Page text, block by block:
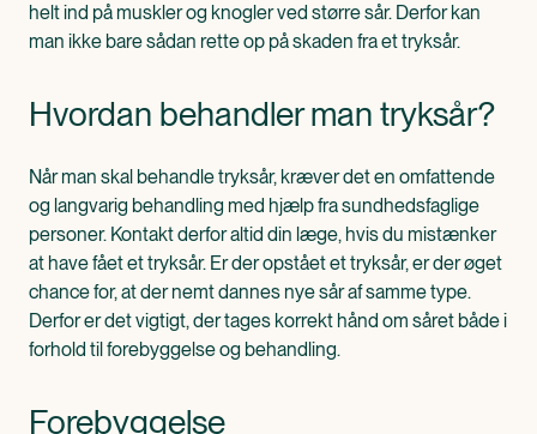
helt ind på muskler og knogler ved større sår. Derfor kan
man ikke bare sådan rette op på skaden fra et tryksår.
Hvordan behandler man tryksår?
Når man skal behandle tryksår, kræver det en omfattende
og langvarig behandling med hjælp fra sundhedsfaglige
personer. Kontakt derfor altid din læge, hvis du mistænker
at have fået et tryksår. Er der opstået et tryksår, er der øget
chance for, at der nemt dannes nye sår af samme type.
Derfor er det vigtigt, der tages korrekt hånd om såret både i
forhold til forebyggelse og behandling.
Forebyggelse